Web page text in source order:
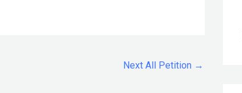
Next All Petition →